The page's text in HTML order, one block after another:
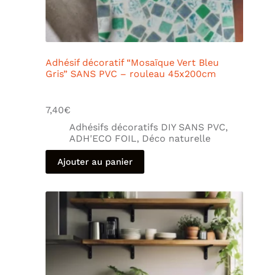
Adhésif décoratif “Mosaïque Vert Bleu
Gris” SANS PVC – rouleau 45x200cm
7,40€
Adhésifs décoratifs DIY SANS PVC,
ADH'ECO FOIL, Déco naturelle
Ajouter au panier